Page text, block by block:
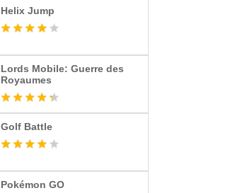
Helix Jump
Lords Mobile: Guerre des
Royaumes
Golf Battle
Pokémon GO